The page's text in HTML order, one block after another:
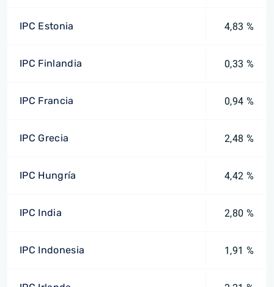
IPC Estonia 4,83 %
IPC Finlandia 0,33 %
IPC Francia 0,94 %
IPC Grecia 2,48 %
IPC Hungría 4,42 %
IPC India 2,80 %
IPC Indonesia 1,91 %